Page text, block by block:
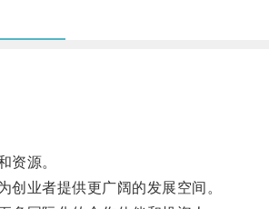
源。
业者提供更广阔的发展空间。